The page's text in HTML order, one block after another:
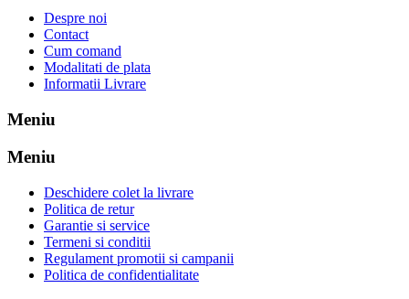
Despre noi
Contact
Cum comand
Modalitati de plata
Informatii Livrare
Meniu
Meniu
Deschidere colet la livrare
Politica de retur
Garantie si service
Termeni si conditii
Regulament promotii si campanii
Politica de confidentialitate